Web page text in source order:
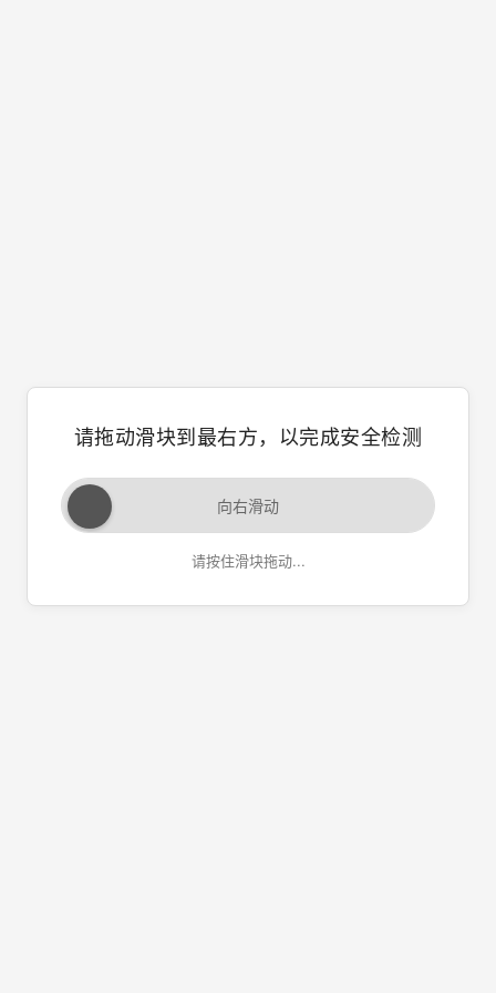
请拖动滑块到最右方，以完成安全检测
向右滑动
请按住滑块拖动...